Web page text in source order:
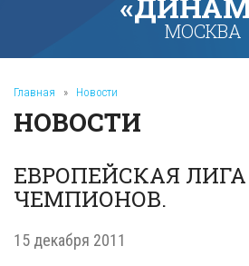
МОСКВА
Главная » Новости
НОВОСТИ
ЕВРОПЕЙСКАЯ ЛИГА
ЧЕМПИОНОВ.
15 декабря 2011